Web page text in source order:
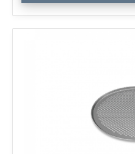
Pizza
Tray
Menge